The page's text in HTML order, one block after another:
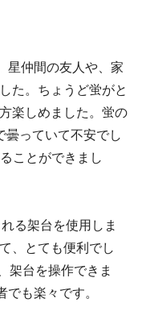
星仲間の友人や、家
た。ちょうど蛍がと
楽しめました。蛍の
曇っていて不安でし
ことができまし
る架台を使用しま
、とても便利でし
架台を操作できま
も楽々です。